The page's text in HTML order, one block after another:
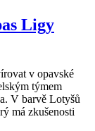
Ligy
v opavské
týmem
V barvě Lotyšů
má zkušenosti